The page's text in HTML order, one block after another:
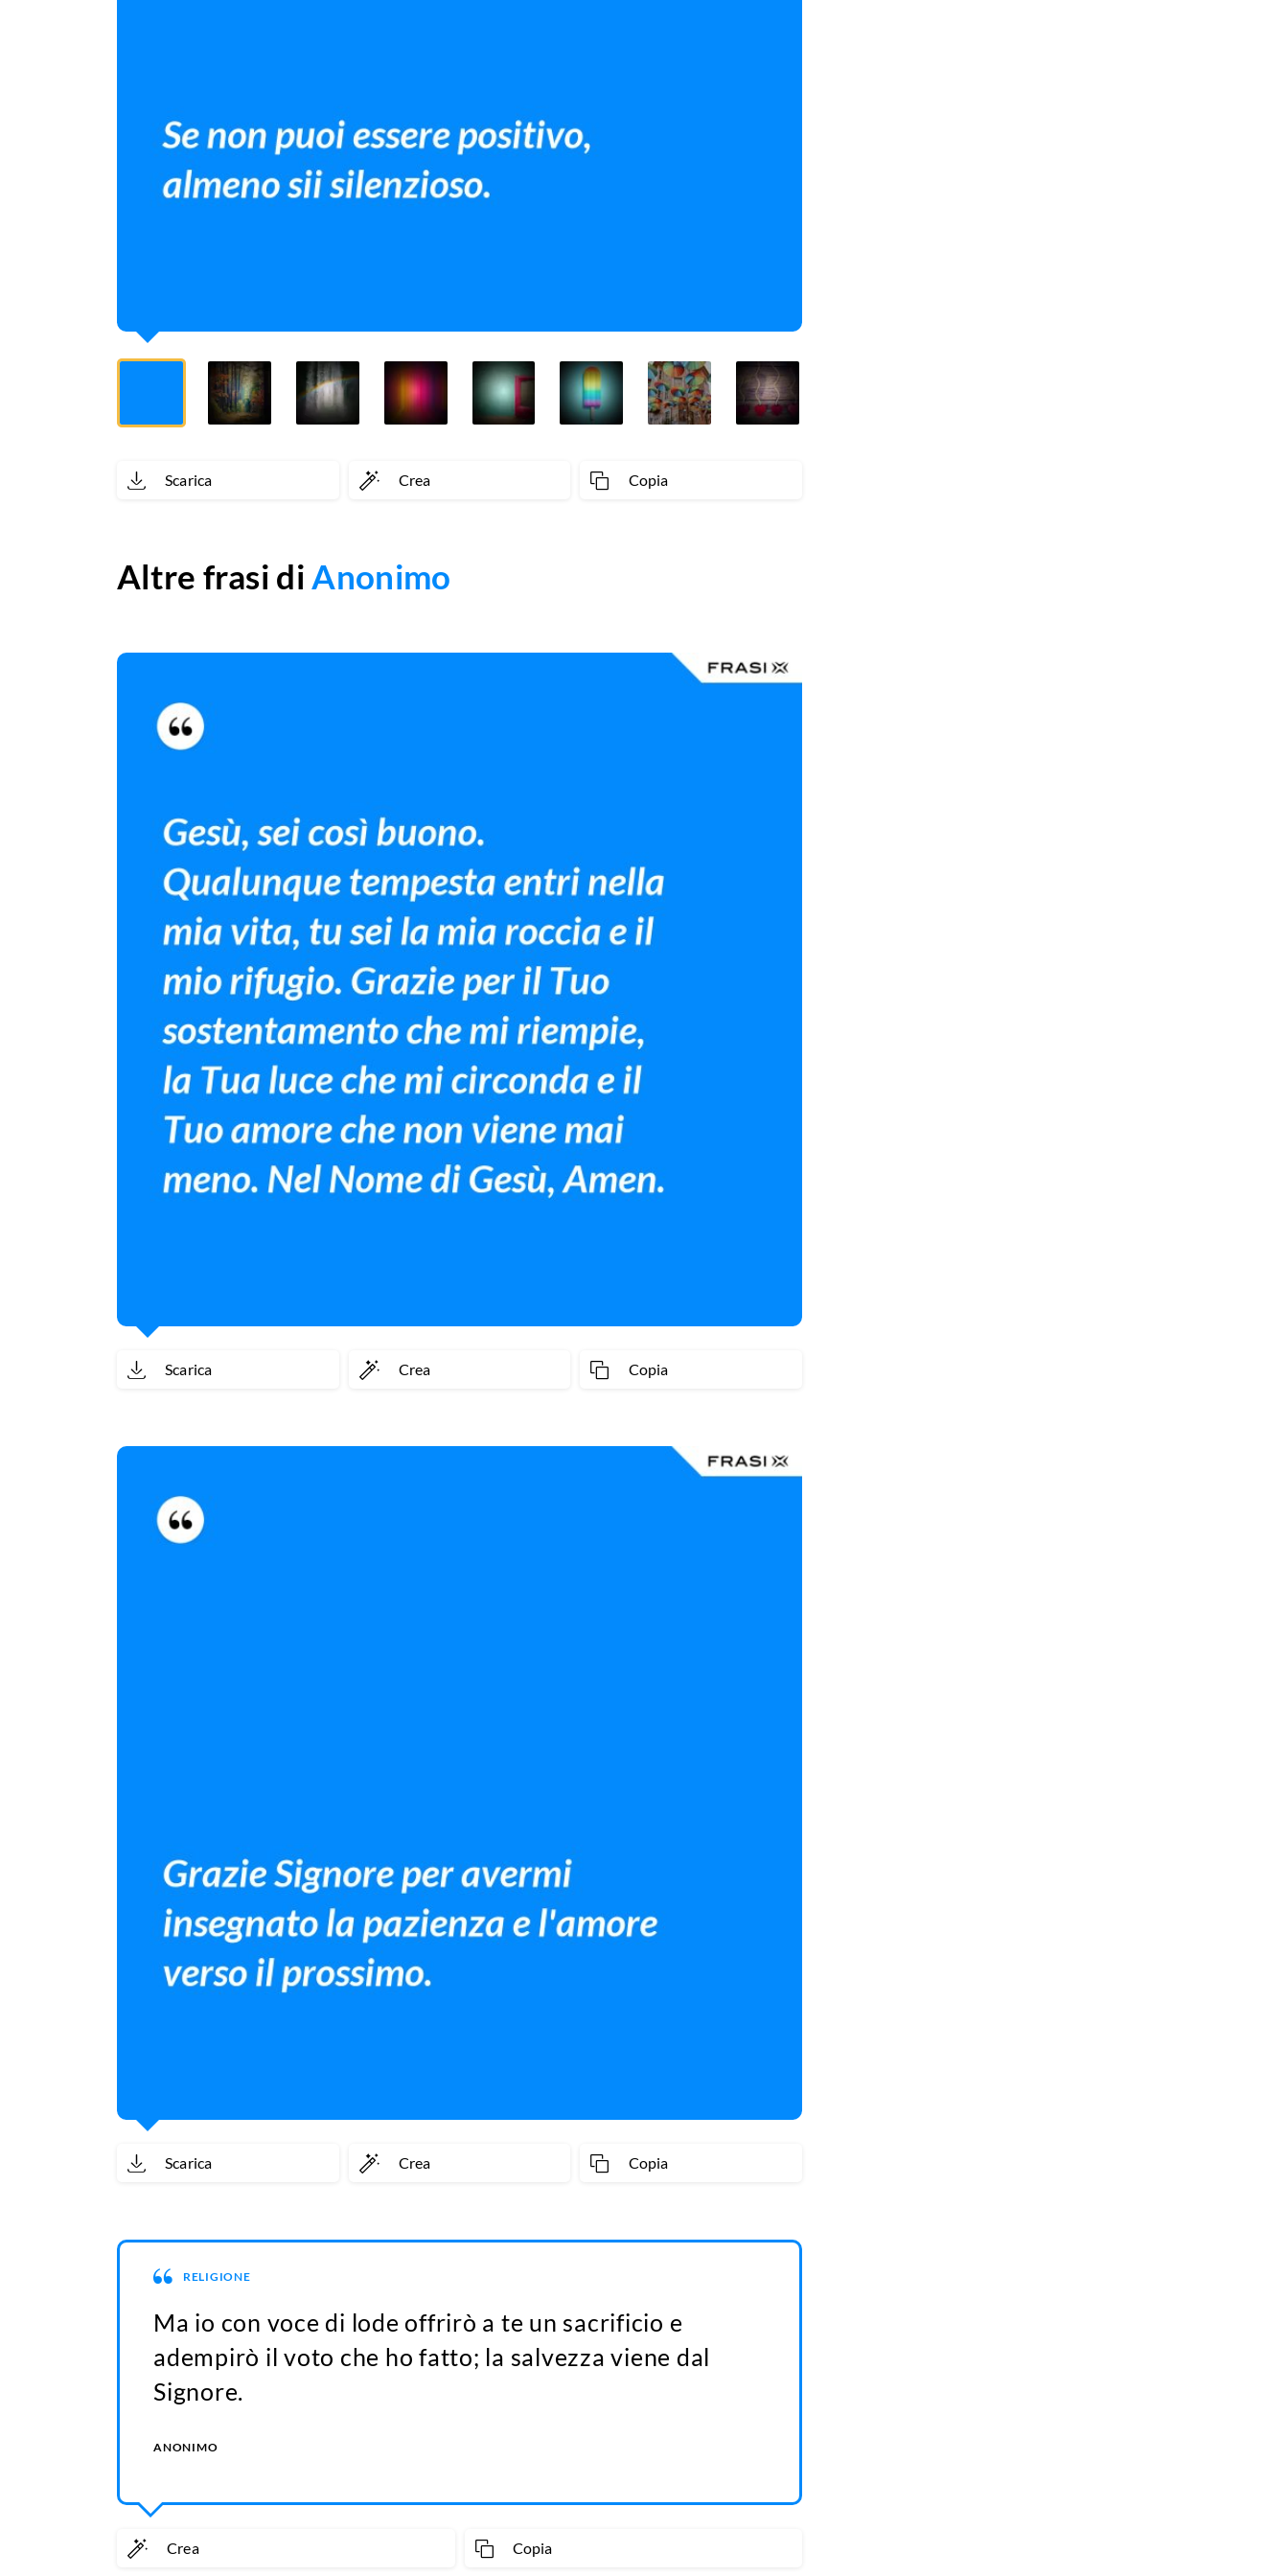
Scarica Crea Copia
Altre frasi di Anonimo
Scarica Crea Copia
Scarica Crea Copia
RELIGIONE
Ma io con voce di lode offrirò a te un sacrificio e
adempirò il voto che ho fatto; la salvezza viene dal
Signore.
ANONIMO
Crea Copia